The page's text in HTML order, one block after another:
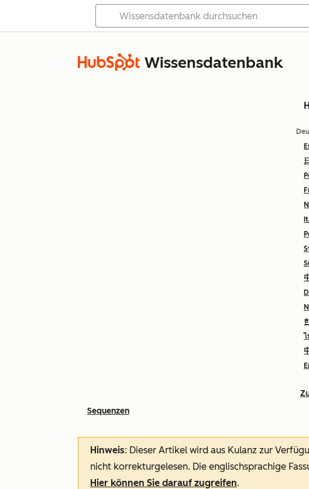
Wissensdatenbank
ไ
Sequenzen
Hinweis: Dieser Artikel wird aus Kulanz zur
nicht korrekturgelesen. Die englischsprachige
Hier können Sie darauf zugreifen.